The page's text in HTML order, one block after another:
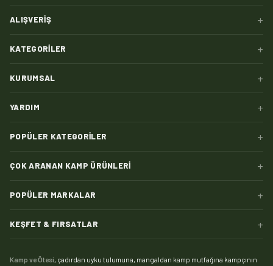
ALIŞVERIŞ +
KATEGORILER +
KURUMSAL +
YARDIM +
POPÜLER KATEGORILER +
ÇOK ARANAN KAMP ÜRÜNLERI +
POPÜLER MARKALAR +
KEŞFET & FIRSATLAR +
Kamp ve Ötesi, çadırdan uyku tulumuna, mangaldan kamp mutfağına kampçının